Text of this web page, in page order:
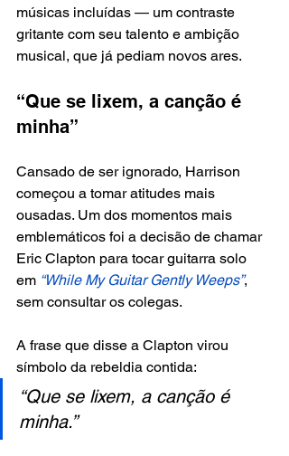
músicas incluídas — um contraste
gritante com seu talento e ambição
musical, que já pediam novos ares.
“Que se lixem, a canção é
minha”
Cansado de ser ignorado, Harrison
começou a tomar atitudes mais
ousadas. Um dos momentos mais
emblemáticos foi a decisão de chamar
Eric Clapton para tocar guitarra solo
em “While My Guitar Gently Weeps”,
sem consultar os colegas.
A frase que disse a Clapton virou
símbolo da rebeldia contida:
“Que se lixem, a canção é
minha.”